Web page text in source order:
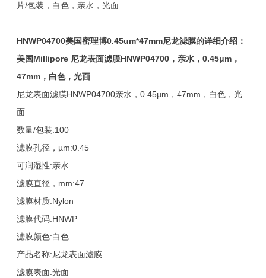
片/包装，白色，亲水，光面
HNWP04700美国密理博0.45um*47mm尼龙滤膜的详细介绍：
美国Millipore 尼龙表面滤膜HNWP04700，亲水，0.45μm，
47mm，白色，光面
尼龙表面滤膜HNWP04700亲水，0.45µm，47mm，白色，光
面
数量/包装:100
滤膜孔径，µm:0.45
可润湿性:亲水
滤膜直径，mm:47
滤膜材质:Nylon
滤膜代码:HNWP
滤膜颜色:白色
产品名称:尼龙表面滤膜
滤膜表面:光面